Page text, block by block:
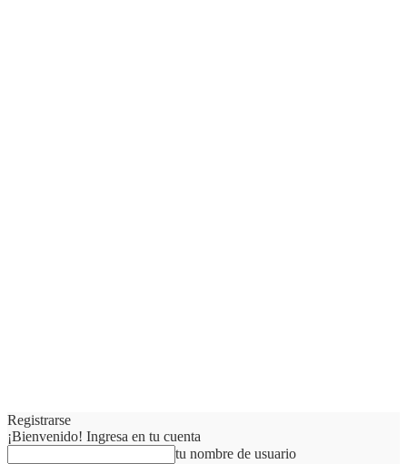
Registrarse
¡Bienvenido! Ingresa en tu cuenta
tu nombre de usuario